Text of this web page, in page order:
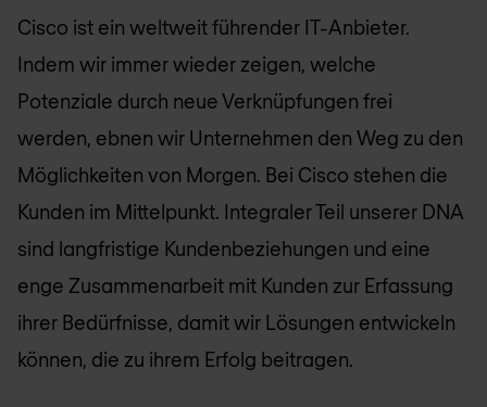
Cisco ist ein weltweit führender IT-Anbieter.
Indem wir immer wieder zeigen, welche
Potenziale durch neue Verknüpfungen frei
werden, ebnen wir Unternehmen den Weg zu den
Möglichkeiten von Morgen. Bei Cisco stehen die
Kunden im Mittelpunkt. Integraler Teil unserer DNA
sind langfristige Kundenbeziehungen und eine
enge Zusammenarbeit mit Kunden zur Erfassung
ihrer Bedürfnisse, damit wir Lösungen entwickeln
können, die zu ihrem Erfolg beitragen.